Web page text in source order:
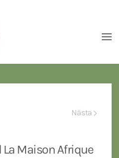
Nästa
Maison Afrique